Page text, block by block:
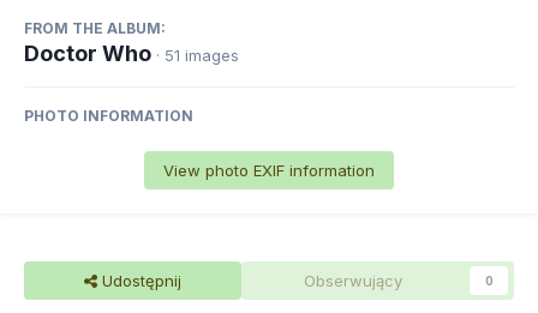
FROM THE ALBUM:
Doctor Who · 51 images
PHOTO INFORMATION
View photo EXIF information
Udostępnij Obserwujący 0